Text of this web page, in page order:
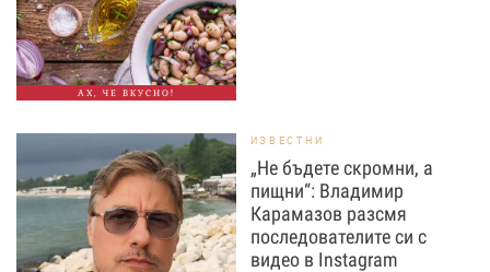
АХ, ЧЕ ВКУСНО!
ИЗВЕСТНИ
„Не бъдете скромни, а
пищни“: Владимир
Карамазов разсмя
последователите си с
видео в Instagram